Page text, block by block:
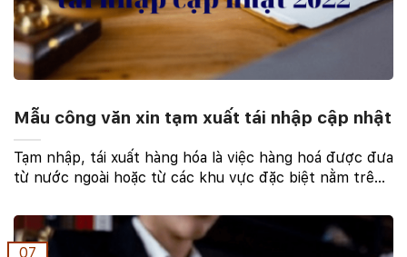
Mẫu công văn xin tạm xuất tái nhập cập nhật
Tạm nhập, tái xuất hàng hóa là việc hàng hoá được đưa
từ nước ngoài hoặc từ các khu vực đặc biệt nằm trên
theo quy định của pháp luật vào Việt Nam, ...
07